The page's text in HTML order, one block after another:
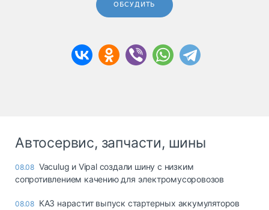
ОБСУДИТЬ
Автосервис, запчасти, шины
08.08 Vaculug и Vipal создали шину с низким
сопротивлением качению для электромусоровозов
08.08 КАЗ нарастит выпуск стартерных аккумуляторов